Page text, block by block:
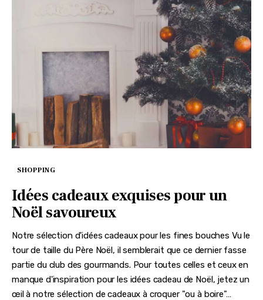
SHOPPING
Idées cadeaux exquises pour un
Noël savoureux
Notre sélection d'idées cadeaux pour les fines bouches Vu le
tour de taille du Père Noël, il semblerait que ce dernier fasse
partie du club des gourmands. Pour toutes celles et ceux en
manque d'inspiration pour les idées cadeau de Noël, jetez un
œil à notre sélection de cadeaux à croquer "ou à boire"…